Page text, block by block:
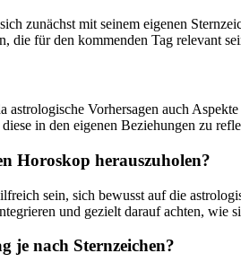
zunächst mit seinem eigenen
die für den kommenden Tag relevant
Vorhersagen auch
in den eigenen Beziehungen zu
Horoskop herauszuholen?
sein, sich bewusst auf die
und gezielt darauf achten, wie
je nach Sternzeichen?